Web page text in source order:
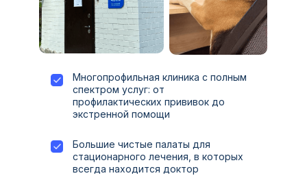
Многопрофильная клиника с полным
спектром услуг: от
профилактических прививок до
экстренной помощи
Большие чистые палаты для
стационарного лечения, в которых
всегда находится доктор